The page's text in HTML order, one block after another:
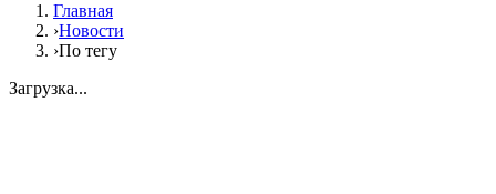
Главная
›Новости
›По тегу
Загрузка...